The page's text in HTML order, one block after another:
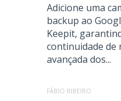
Adicione uma
backup ao
Keepit,
continuidade de
avançada dos...
FÁBIO RIBEIRO